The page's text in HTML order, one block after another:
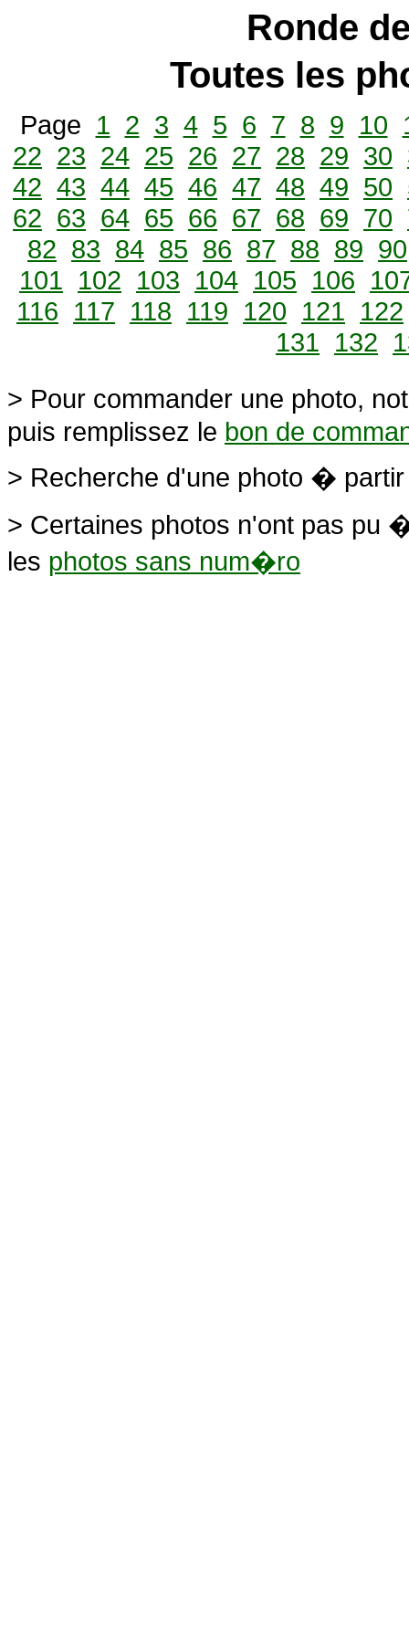
Ronde
Toutes les
Page 1 2 3 4 5 6 7 8 9 10
22 23 24 25 26 27 28 29 30
42 43 44 45 46 47 48 49 50
62 63 64 65 66 67 68 69 70
82 83 84 85 86 87 88 89 90
101 102 103 104 105 106
116 117 118 119 120 121 122
131 132
> Pour commander une photo,
puis remplissez le bon de
> Recherche d'une photo �
> Certaines photos n'ont pas
les photos sans num�ro